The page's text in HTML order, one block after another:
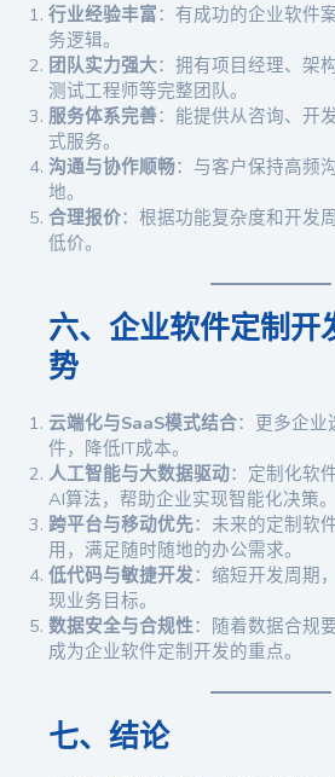
行业经验丰富：有成功的企业软件
务逻辑。
团队实力强大：拥有项目经理、架
测试工程师等完整团队。
服务体系完善：能提供从咨询、开
式服务。
沟通与协作顺畅：与客户保持高频
地。
合理报价：根据功能复杂度和开发
低价。
六、企业软件定制开
势
云端化与SaaS模式结合：更多企业
件，降低IT成本。
人工智能与大数据驱动：定制化软
AI算法，帮助企业实现智能化决策。
跨平台与移动优先：未来的定制软
用，满足随时随地的办公需求。
低代码与敏捷开发：缩短开发周期
现业务目标。
数据安全与合规性：随着数据合规
成为企业软件定制开发的重点。
七、结论